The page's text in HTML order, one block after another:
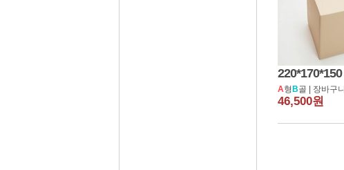
220*170*150
A형 B골 | 장바구니
46,500원